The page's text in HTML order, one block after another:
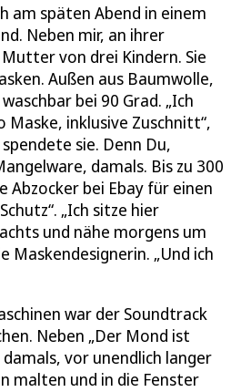
am späten Abend in einem
Neben mir, an ihrer
von drei Kindern. Sie
Außen aus Baumwolle,
bei 90 Grad. „Ich
inklusive Zuschnitt“,
sie. Denn Du,
damals. Bis zu 300
Abzocker bei Ebay für einen
„Ich sitze hier
und nähe morgens um
Maskendesignerin. „Und ich
war der Soundtrack
Neben „Der Mond ist
vor unendlich langer
malten und in die Fenster